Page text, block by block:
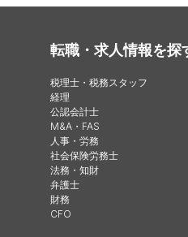
転職・求人情報を探
税理士・税務スタッフ
経理
公認会計士
M&A・FAS
人事・労務
社会保険労務士
法務・知財
弁護士
財務
CFO